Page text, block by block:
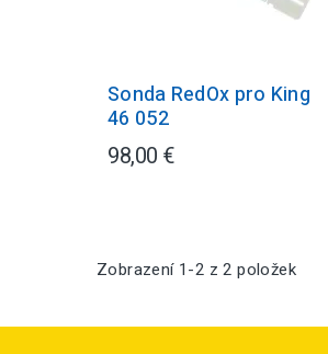
Sonda RedOx pro King
46 052
98,00 €
Zobrazení 1-2 z 2 položek